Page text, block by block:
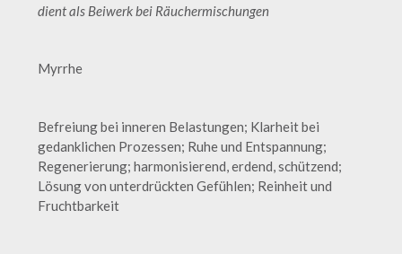
dient als Beiwerk bei Räuchermischungen
Myrrhe
Befreiung bei inneren Belastungen; Klarheit bei
gedanklichen Prozessen; Ruhe und Entspannung;
Regenerierung; harmonisierend, erdend, schützend;
Lösung von unterdrückten Gefühlen; Reinheit und
Fruchtbarkeit